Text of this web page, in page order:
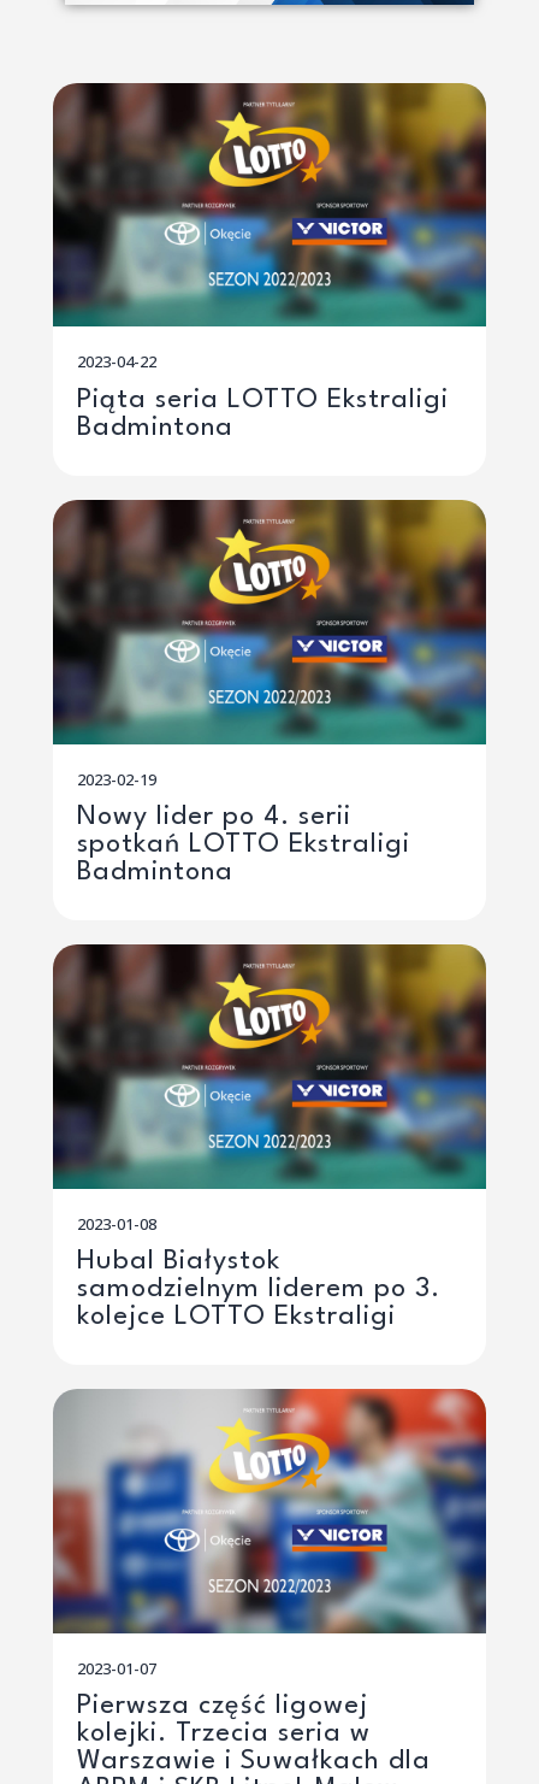
2023-04-22
Piąta seria LOTTO Ekstraligi
Badmintona
2023-02-19
Nowy lider po 4. serii
spotkań LOTTO Ekstraligi
Badmintona
2023-01-08
Hubal Białystok
samodzielnym liderem po 3.
kolejce LOTTO Ekstraligi
2023-01-07
Pierwsza część ligowej
kolejki. Trzecia seria w
Warszawie i Suwałkach dla